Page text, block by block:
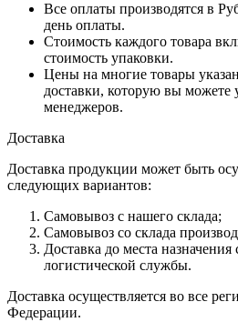
Все оплаты производятся в
день оплаты.
Стоимость каждого товара
стоимость упаковки.
Цены на многие товары
доставки, которую вы можете
менеджеров.
Доставка
Доставка продукции может быть
следующих вариантов:
Самовывоз с нашего склада;
Самовывоз со склада
Доставка до места
логистической службы.
Доставка осуществляется во все
Федерации.